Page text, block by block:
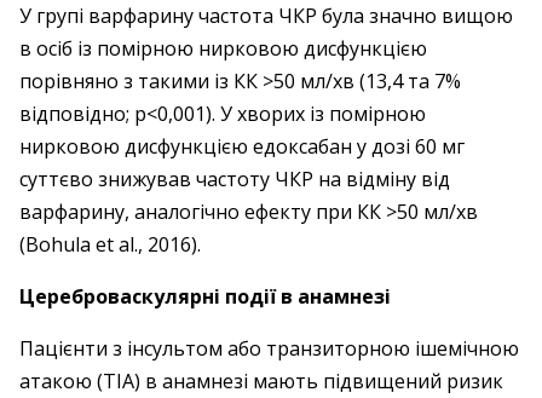
У групі варфарину частота ЧКР була значно вищою
в осіб із помірною нир­ковою дисфункцією
порівняно з такими із КК >50 мл/хв (13,4 та 7%
відповідно; р<0,001). У хворих із помірною
нирковою дисфункцією едоксабан у дозі 60 мг
суттєво знижував частоту ЧКР на відміну від
варфарину, аналогічно ефекту при КК >50 мл/хв
(Bohula et al., 2016).
Цереброваскулярні події в анамнезі
Пацієнти з інсультом або транзиторною ішемічною
атакою (ТІА) в анамнезі мають підвищений ризик